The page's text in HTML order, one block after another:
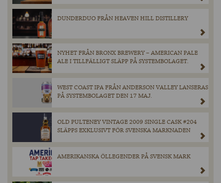
DUNDERDUO FRÅN HEAVEN HILL DISTILLERY
NYHET FRÅN BRONX BREWERY – AMERICAN PALE
ALE I TILLFÄLLIGT SLÄPP PÅ SYSTEMBOLAGET.
WEST COAST IPA FRÅN ANDERSON VALLEY LANSERAS
PÅ SYSTEMBOLAGET DEN 17 MAJ.
OLD PULTENEY VINTAGE 2009 SINGLE CASK #204
SLÄPPS EXKLUSIVT FÖR SVENSKA MARKNADEN
AMERIKANSKA ÖLLEGENDER PÅ SVENSK MARK